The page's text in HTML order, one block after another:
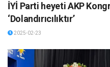
İYİ Parti heyeti AKP
‘Dolandırıcılıktır’
2025-02-23